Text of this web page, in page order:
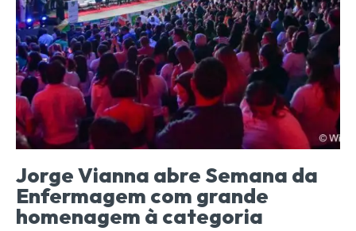
Jorge Vianna abre Semana da
Enfermagem com grande
homenagem à categoria